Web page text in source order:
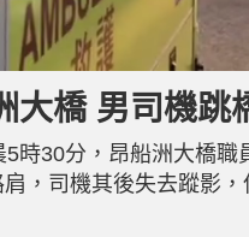
o
d
e
d
1
0
0
.
0
大橋 男司機跳
時30分，昂船洲大橋
，司機其後失去蹤影
行到橋的邊緣，一躍